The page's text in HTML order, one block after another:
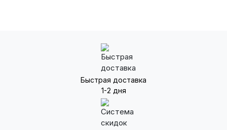
Быстрая доставка
1-2 дня